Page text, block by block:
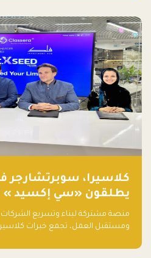
كلاسيرا، سوبرتشارجر
يطلقون «سي إكسيد »
تقنيات التعليم
منصة مشتركة لبناء وتسريع الشركات
ومستقبل العمل، تجمع خبرات
العالمية.